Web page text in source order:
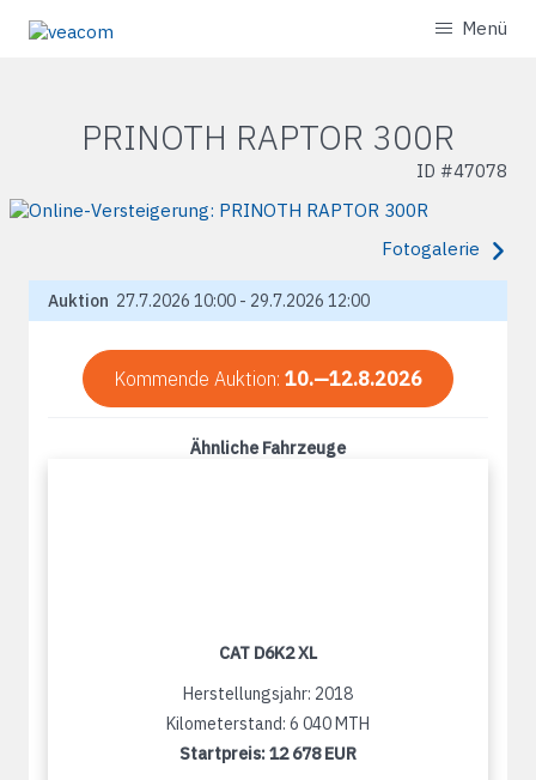
Menü
PRINOTH RAPTOR 300R
ID #47078
Fotogalerie
Auktion 27.7.2026 10:00 - 29.7.2026 12:00
Kommende Auktion: 10.—12.8.2026
Ähnliche Fahrzeuge
CAT D6K2 XL
Herstellungsjahr: 2018
Kilometerstand: 6 040 MTH
Startpreis:12 678 EUR